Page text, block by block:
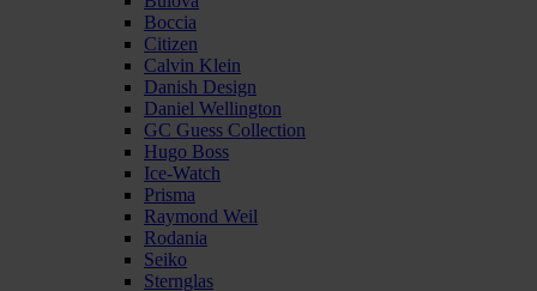
Boccia
Citizen
Calvin Klein
Danish Design
Daniel Wellington
GC Guess Collection
Hugo Boss
Ice-Watch
Prisma
Raymond Weil
Rodania
Seiko
Sternglas